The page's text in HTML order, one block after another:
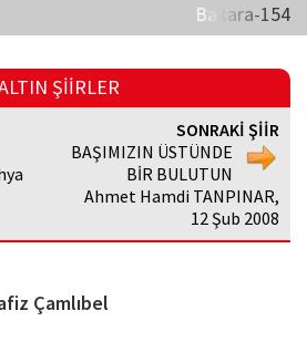
Bakara-154
ŞİİRLER
SONRAKİ ŞİİR
BAŞIMIZIN ÜSTÜNDE
BİR BULUTUN
Ahmet Hamdi TANPINAR,
12 Şub 2008
Çamlıbel